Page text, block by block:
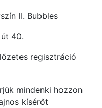
II. Bubbles
40.
regisztráció
mindenki hozzon
kísérőt